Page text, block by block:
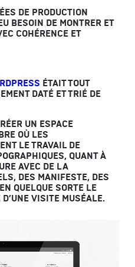
DE PRODUCTION
BESOIN DE MONTRER ET
COHÉRENCE ET
ÉTAIT TOUT
DATÉ ET TRIÉ DE
UN ESPACE
OÙ LES
LE TRAVAIL DE
QUANT À
AVEC DE LA
DES MANIFESTE, DES
QUELQUE SORTE LE
VISITE MUSÉALE.